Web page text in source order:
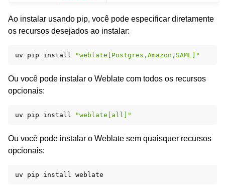
Ao instalar usando pip, você pode especificar diretamente
os recursos desejados ao instalar:
uv pip install "weblate[Postgres,Amazon,SAML]"
Ou você pode instalar o Weblate com todos os recursos
opcionais:
uv pip install "weblate[all]"
Ou você pode instalar o Weblate sem quaisquer recursos
opcionais:
uv pip install